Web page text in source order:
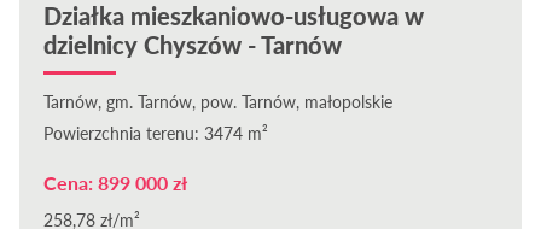
Działka mieszkaniowo-usługowa w
dzielnicy Chyszów - Tarnów
Tarnów, gm. Tarnów, pow. Tarnów, małopolskie
Powierzchnia terenu: 3474 m²
Cena: 899 000 zł
258,78 zł/m²